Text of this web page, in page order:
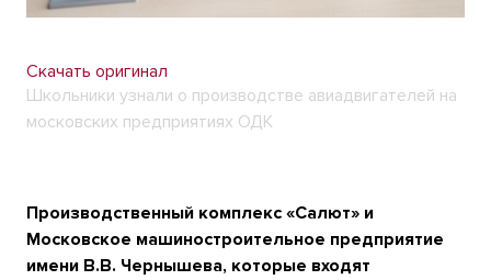
Скачать оригинал
Школьники узнали о производстве авиадвигателей на
московских предприятиях ОДК
Производственный комплекс «Салют» и
Московское машиностроительное предприятие
имени В.В. Чернышева, которые входят